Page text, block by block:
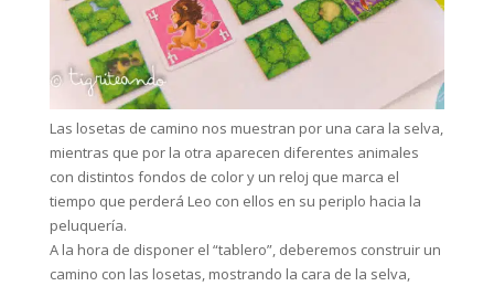
Las losetas de camino nos muestran por una cara la selva,
mientras que por la otra aparecen diferentes animales
con distintos fondos de color y un reloj que marca el
tiempo que perderá Leo con ellos en su periplo hacia la
peluquería.
A la hora de disponer el “tablero”, deberemos construir un
camino con las losetas, mostrando la cara de la selva,